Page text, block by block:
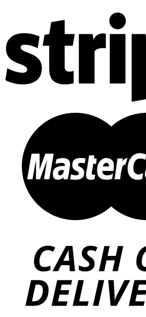
Trang chủ
Giới thiệu
FAQ
Liên hệ
Công trình
Thi công Nội thất nhà mẫu
Thi công Nội thất chung cư
Thi công Nội thất nhà phố
Thi công Nội thất biệt thự Villa
Thi công Nội thất Spa – Salon